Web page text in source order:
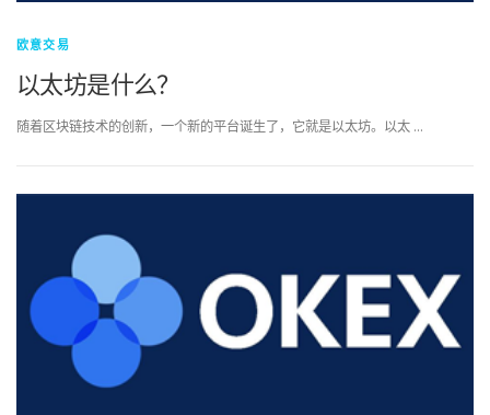
欧意交易
以太坊是什么？
随着区块链技术的创新，一个新的平台诞生了，它就是以太坊。以太 …